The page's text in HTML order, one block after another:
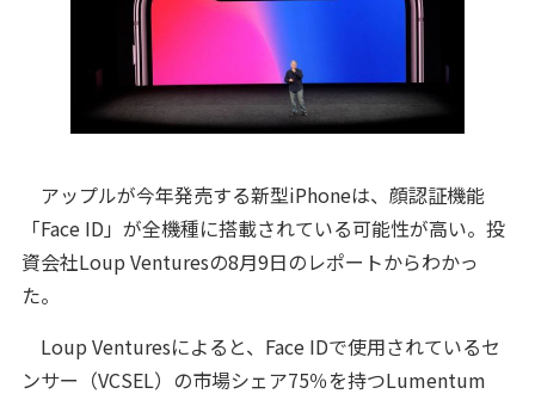
アップルが今年発売する新型iPhoneは、顔認証機能
「Face ID」が全機種に搭載されている可能性が高い。投
資会社Loup Venturesの8月9日のレポートからわかっ
た。
Loup Venturesによると、Face IDで使用されているセ
ンサー（VCSEL）の市場シェア75％を持つLumentum